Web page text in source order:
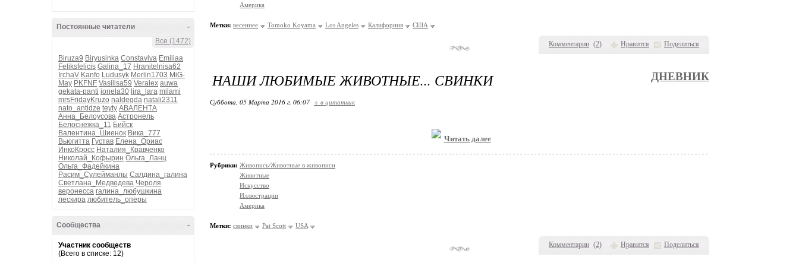
-
Постоянные читатели
Все (1472)
Biruza9 Biryusinka Constaviva Emiliaa
Feliksfelicis Galina_17 Hranitelnisa62
IrchaV Kanfo Ludusyk Merlin1703 MiG-
May PKFNF Vasilisa59 Veralex auwa
gekata-panti ionela30 lira_lara milami
mrsFridayKruzo naldegda natali2311
nato_antidze teyty АВАЛЕНТА
Анна_Белоусова Астронель
Белоснежка_11 Бийск
Валентина_Шиенок Вика_777
Вьюгитта Густав Елена_Ориас
ИнкоКросс Наталия_Кравченко
Николай_Кофырин Ольга_Ланц
Ольга_Фадейкина
Расим_Сулейманлы Салдина_галина
Светлана_Медведева Чероля
веронесса галина_любушкина
лескира любитель_оперы
-
Сообщества
Участник сообществ
(Всего в списке: 12)
Комментарии (2) Нравится Поделиться
Америка
Метки: весеннее Tomoko Koyama Los Angeles Калифорния США
Комментарии (2) Нравится Поделиться
НАШИ ЛЮБИМЫЕ ЖИВОТНЫЕ... СВИНКИ ДНЕВНИК
Суббота, 05 Марта 2016 г. 06:07 + в цитатник
Читать далее
Рубрики: Живопись/Животные в живописи
Животные
Искусство
Иллюстрации
Америка
Метки: свинки Pat Scott USA